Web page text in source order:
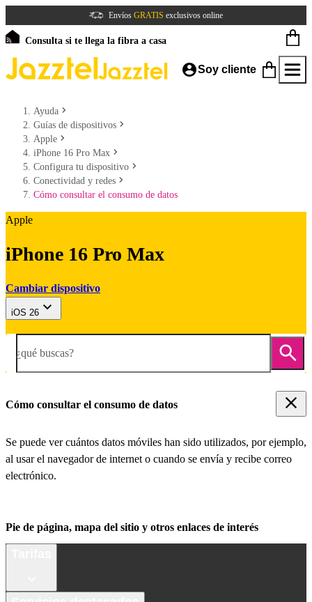
Envíos GRATIS exclusivos online
Consulta si te llega la fibra a casa
Soy cliente
Ayuda
Guías de dispositivos
Apple
iPhone 16 Pro Max
Configura tu dispositivo
Conectividad y redes
Cómo consultar el consumo de datos
Apple
iPhone 16 Pro Max
Cambiar dispositivo
iOS 26
¿qué buscas?
Cómo consultar el consumo de datos
Se puede ver cuántos datos móviles han sido utilizados, por ejemplo,
al usar el navegador de internet o cuando se envía y recibe correo
electrónico.
Pie de página, mapa del sitio y otros enlaces de interés